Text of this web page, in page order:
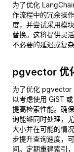
为了优化
作流程中的冗余操
度，并尝试采用模
替换。这将提供灵
不必要的延迟或复杂
pgvector 优
为了优化 pgvector
以考虑使用 GiST
提高检索性能。确
询能够同时处理，
大小并在可能的情
步提升查询速度，
间。定期重建索引